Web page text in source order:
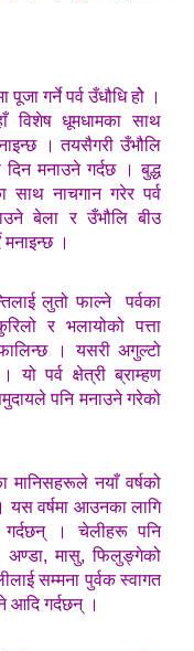
गर्ने पर्व उँधौधि होे ।
विशेष धूमधामका साथ
। तयसैगरी उँभौलि
मनाउने गर्दछ । बुद्ध
नाचगान गरेर पर्व
बेला र उँभौलि बीउ
।
लुतो फाल्ने पर्वका
र भलायोको पत्ता
। यसरी अगुल्टो
पर्व क्षेत्री ब्राम्हण
पनि मनाउने गरेको
मानिसहरूले नयाँ वर्षको
यस वर्षमा आउनका लागि
गर्दछन् । चेलीहरू पनि
अण्डा, मासु, फिलुङ्गेको
सम्मना पुर्वक स्वागत
आदि गर्दछन् ।